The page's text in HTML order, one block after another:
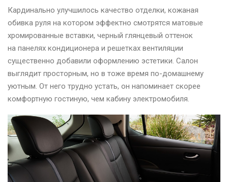
Кардинально улучшилось качество отделки, кожаная
обивка руля на котором эффектно смотрятся матовые
хромированные вставки, черный глянцевый оттенок
на панелях кондиционера и решетках вентиляции
существенно добавили оформлению эстетики. Салон
выглядит просторным, но в тоже время по-домашнему
уютным. От него трудно устать, он напоминает скорее
комфортную гостиную, чем кабину электромобиля.